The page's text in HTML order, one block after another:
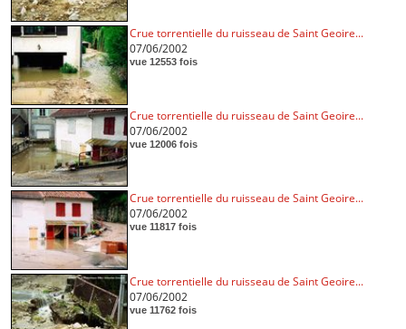
Crue torrentielle du ruisseau de Saint Geoire...
07/06/2002
vue 12553 fois
Crue torrentielle du ruisseau de Saint Geoire...
07/06/2002
vue 12006 fois
Crue torrentielle du ruisseau de Saint Geoire...
07/06/2002
vue 11817 fois
Crue torrentielle du ruisseau de Saint Geoire...
07/06/2002
vue 11762 fois